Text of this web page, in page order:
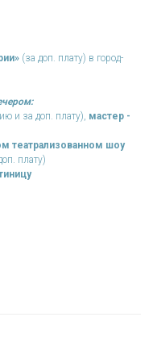
(за доп. плату) в город-
и за доп. плату), мастер -
театрализованном шоу
плату)